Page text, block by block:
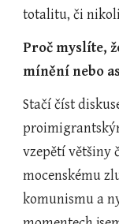
totalitu, či
Proč myslíte,
mínění nebo
Stačí číst
vzepětí většiny
mocenskému
komunismu a